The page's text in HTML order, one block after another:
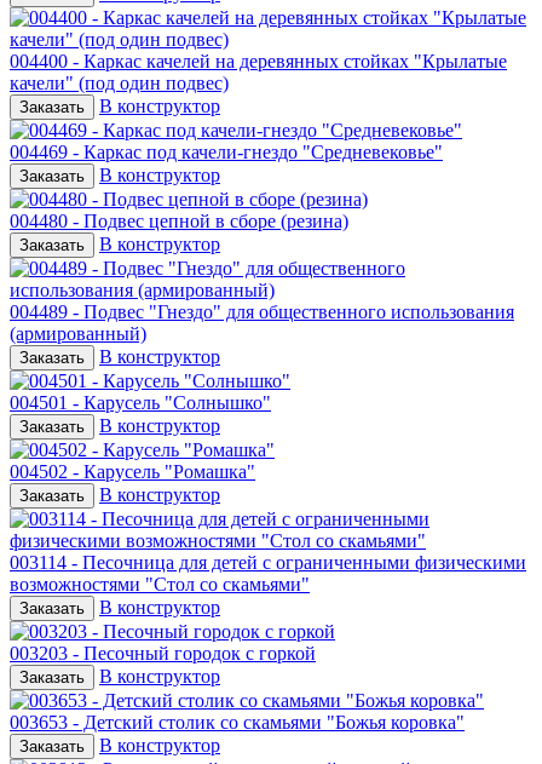
004400 - Каркас качелей на деревянных стойках "Крылатые
качели" (под один подвес)
Заказать В конструктор
004469 - Каркас под качели-гнездо "Средневековье"
Заказать В конструктор
004480 - Подвес цепной в сборе (резина)
Заказать В конструктор
004489 - Подвес "Гнездо" для общественного использования
(армированный)
Заказать В конструктор
004501 - Карусель "Солнышко"
Заказать В конструктор
004502 - Карусель "Ромашка"
Заказать В конструктор
003114 - Песочница для детей с ограниченными физическими
возможностями "Стол со скамьями"
Заказать В конструктор
003203 - Песочный городок с горкой
Заказать В конструктор
003653 - Детский столик со скамьями "Божья коровка"
Заказать В конструктор